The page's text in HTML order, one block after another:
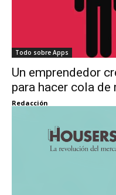
Todo sobre Apps
Un emprendedor
para hacer cola de
Redacción